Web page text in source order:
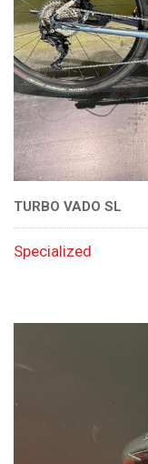
TURBO VADO SL
Specialized